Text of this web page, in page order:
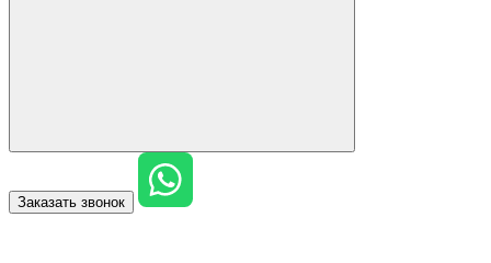
Заказать звонок